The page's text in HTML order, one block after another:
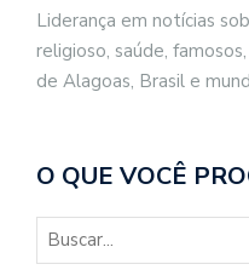
Liderança em notícias
religioso, saúde,
de Alagoas, Brasil e
O QUE VOCÊ